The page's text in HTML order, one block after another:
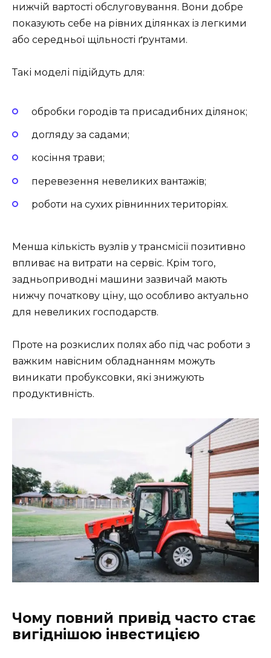
нижчій вартості обслуговування. Вони добре
показують себе на рівних ділянках із легкими
або середньої щільності ґрунтами.
Такі моделі підійдуть для:
обробки городів та присадибних ділянок;
догляду за садами;
косіння трави;
перевезення невеликих вантажів;
роботи на сухих рівнинних територіях.
Менша кількість вузлів у трансмісії позитивно
впливає на витрати на сервіс. Крім того,
задньоприводні машини зазвичай мають
нижчу початкову ціну, що особливо актуально
для невеликих господарств.
Проте на розкислих полях або під час роботи з
важким навісним обладнанням можуть
виникати пробуксовки, які знижують
продуктивність.
Чому повний привід часто стає
вигіднішою інвестицією